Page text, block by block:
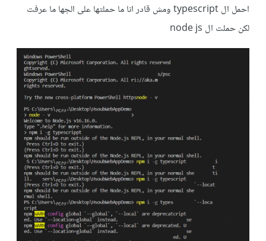
احمل ال typescript ومش قادر انا ما حملتها على الجها ما عرفت
لكن حملت ال node js